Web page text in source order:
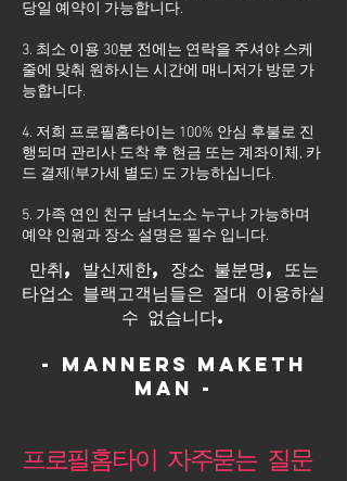
당일 예약이 가능합니다.
3. 최소 이용 30분 전에는 연락을 주셔야 스케
줄에 맞춰 원하시는 시간에 매니저가 방문 가
능합니다.
4. 저희 프로필홈타이는 100% 안심 후불로 진
행되며 관리사 도착 후 현금 또는 계좌이체, 카
드 결제(부가세 별도) 도 가능하십니다.
5. 가족 연인 친구 남녀노소 누구나 가능하며
예약 인원과 장소 설명은 필수 입니다.
만취, 발신제한, 장소 불분명, 또는
타업소 블랙고객님들은 절대 이용하실
수 없습니다.
- Manners maketh
man -
프로필홈타이 자주묻는 질문